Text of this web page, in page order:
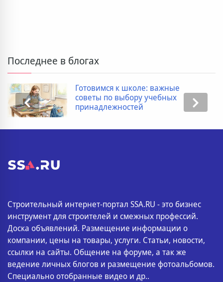
Последнее в блогах
Готовимся к школе: важные
советы по выбору учебных
принадлежностей
Строительный интернет-портал SSA.RU - это бизнес
инструмент для строителей и смежных профессий.
Доска объявлений. Размещение информации о
компании, цены на товары, услуги. Статьи, новости,
ссылки на сайты. Общение на форуме, а так же
ведение личных блогов и размещение фотоальбомов.
Специально отобранные видео и др..